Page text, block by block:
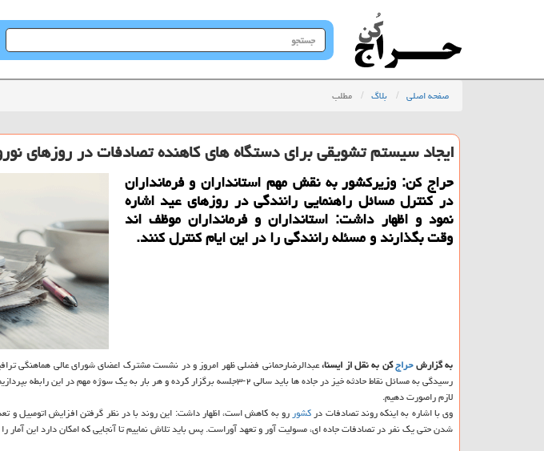
جستجو
در
صفحه اصلی بلاگ مطلب
ایجاد سیستم تشویقی برای دستگاه های كاهنده تصادفات در روزهای
حراج كن: وزیركشور به نقش مهم استانداران و فرمانداران
در كنترل مسائل راهنمایی رانندگی در روزهای عید اشاره
نمود و اظهار داشت: استانداران و فرمانداران موظف اند
وقت بگذارند و مسئله رانندگی را در این ایام كنترل كنند.
به گزارشحراجكن به نقل از ایسنا،عبدالرضارحمانی فضلی ظهر امروز و در نشست مشترك اعضای شورای عالی هماهنگی
رسیدگی به مسائل نقاط حادثه خیز در جاده ها باید سالی ۲-۳جلسه برگزار كرده و هر بار به یك
لازم راصورت دهیم.
وی با اشاره به اینكه روند تصادفات دركشوررو به كاهش است، اظهار داشت: این روند با در نظر گرفتن افزایش اتومبیل و
شدن حتی یك نفر در تصادفات جاده ای، مسولیت آور و تعهد آوراست. پس باید تلاش نماییم تا آنجایی كه امكان دارد این